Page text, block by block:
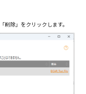
削除」をクリックします。